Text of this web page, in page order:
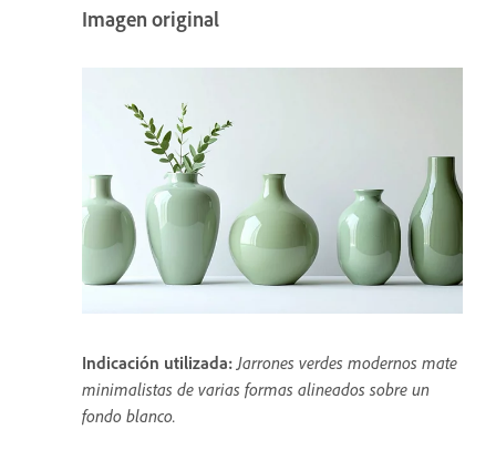
Imagen original
Indicación utilizada:Jarrones verdes modernos mate
minimalistas de varias formas alineados sobre un
fondo blanco.